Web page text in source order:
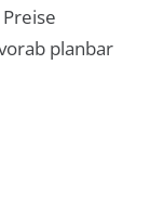
planbar